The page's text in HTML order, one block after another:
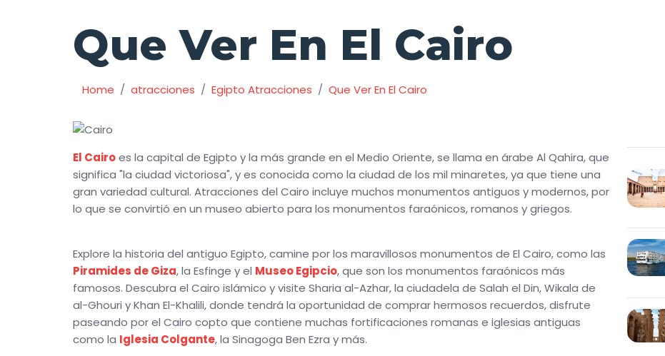
Que Ver En El Cairo
Home atracciones Egipto Atracciones Que Ver En El Cairo
El Cairoes la capital de Egipto y la más grande en el Medio Oriente, se llama en árabe Al Qahira, que
significa "la ciudad victoriosa", y es conocida como la ciudad de los mil minaretes, ya que tiene una
gran variedad cultural. Atracciones del Cairo incluye muchos monumentos antiguos y modernos, por
lo que se convirtió en un museo abierto para los monumentos faraónicos, romanos y griegos.
Explore la historia del antiguo Egipto, camine por los maravillosos monumentos de El Cairo, como las
Piramides de Giza, la Esfinge y el Museo Egipcio, que son los monumentos faraónicos más
famosos. Descubra el Cairo islámico y visite Sharia al-Azhar, la ciudadela de Salah el Din, Wikala de
al-Ghouri y Khan El-Khalili, donde tendrá la oportunidad de comprar hermosos recuerdos, disfrute
paseando por el Cairo copto que contiene muchas fortificaciones romanas e iglesias antiguas
como la Iglesia Colgante, la Sinagoga Ben Ezra y más.